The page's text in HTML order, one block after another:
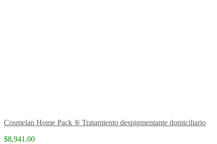
Cosmelan Home Pack ® Tratamiento despigmentante domiciliario
$8,941.00